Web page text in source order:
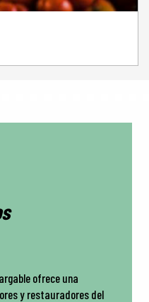
ofrece una
y restauradores del